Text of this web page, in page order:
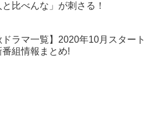
と比べんな」が刺さる！
ドラマ一覧】2020年10月スタート
番組情報まとめ!